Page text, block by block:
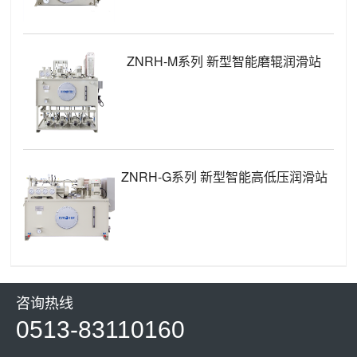
ZNRH-M系列 新型智能磨辊润滑站
ZNRH-G系列 新型智能高低压润滑站
咨询热线
0513-83110160